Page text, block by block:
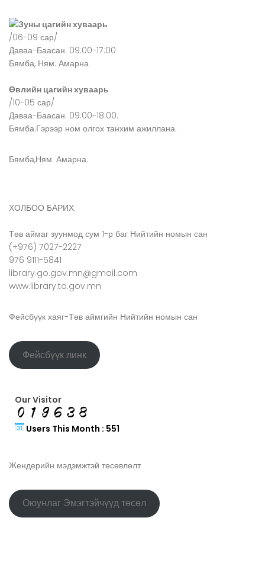
Зуны цагийн хуваарь
/06-09 сар/
Даваа-Баасан: 09:00-17:00
Бямба, Ням: Амарна
Өвлийн цагийн хуваарь
/10-05 сар/
Даваа-Баасан: 09:00-18:00.
Бямба:Гэрээр ном олгох танхим ажиллана.
Бямба,Ням: Амарна.
ХОЛБОО БАРИХ:
Төв аймаг зуунмод сум 1-р баг Нийтийн номын сан
(+976) 7027-2227
976 9111-5841
library.go.gov.mn@gmail.com
www.library.to.gov.mn
Фейсбүүк хаяг-Төв аймгийн Нийтийн номын сан
Фейсбүүк линк
Our Visitor
Users This Month : 551
Жендерийн мэдэмжтэй төсөвлөлт
Оюунлаг Эмэгтэйчүүд төсөл